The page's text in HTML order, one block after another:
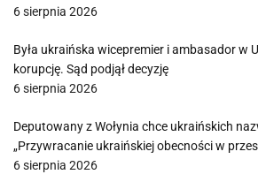
6 sierpnia 2026
Była ukraińska wicepremier i ambasador w
korupcję. Sąd podjął decyzję
6 sierpnia 2026
Deputowany z Wołynia chce ukraińskich
„Przywracanie ukraińskiej obecności w
6 sierpnia 2026